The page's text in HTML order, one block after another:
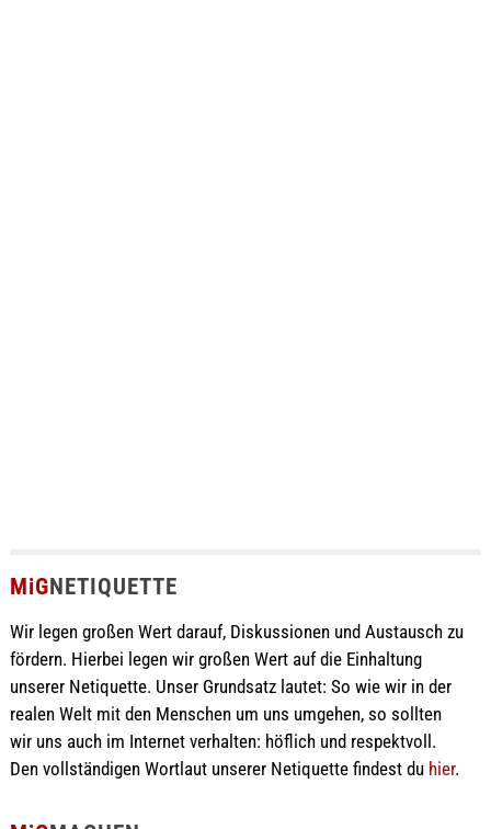
MiGNETIQUETTE
Wir legen großen Wert darauf, Diskussionen und Austausch zu
fördern. Hierbei legen wir großen Wert auf die Einhaltung
unserer Netiquette. Unser Grundsatz lautet: So wie wir in der
realen Welt mit den Menschen um uns umgehen, so sollten
wir uns auch im Internet verhalten: höflich und respektvoll.
Den vollständigen Wortlaut unserer Netiquette findest du hier.